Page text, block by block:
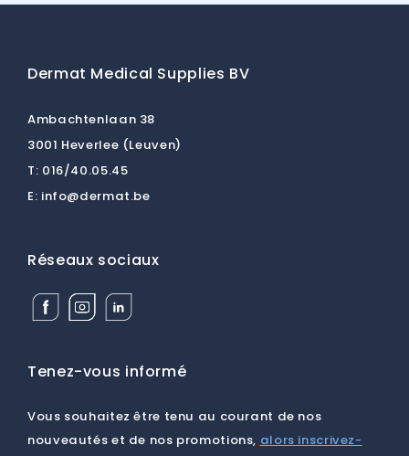
Dermat Medical Supplies BV
Ambachtenlaan 38
3001 Heverlee (Leuven)
T: 016/40.05.45
E: info@dermat.be
Réseaux sociaux
Facebook
Dermat
BV
Instagram
Dermat
BV
Linkedin
Dermat
BV
Tenez-vous informé
Vous souhaitez être tenu au courant de nos
nouveautés et de nos promotions, alors inscrivez-